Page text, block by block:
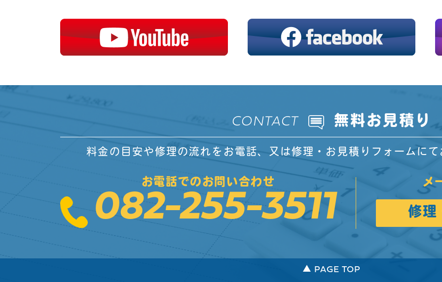
CONTACT 無料お見積り
料金の目安や修理の流れをお電話、又は修理・お見積りフォームにて
お電話でのお問い合わせ
082-255-3511
メ
修理
▲ PAGE TOP